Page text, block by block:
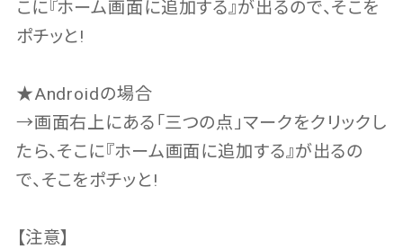
こに『ホーム画面に追加する』が出るので、そこを
ポチッと!
★Androidの場合
→画面右上にある「三つの点」マークをクリックし
たら、そこに『ホーム画面に追加する』が出るの
で、そこをポチッと!
【注意】